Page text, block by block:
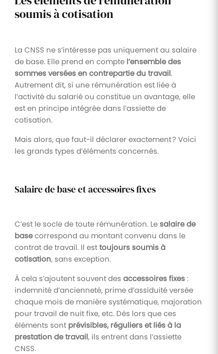
soumis à cotisation
La CNSS ne s’intéresse pas uniquement au salaire
de base. Elle prend en compte l’ensemble des
sommes versées en contrepartie du travail.
Autrement dit, si une rémunération est liée à
l’activité du salarié ou constitue un avantage, elle
est en principe intégrée dans l’assiette de
cotisation.
Mais alors, que faut-il déclarer exactement ? Voici
les grands types d’éléments concernés.
Salaire de base et accessoires fixes
C’est le socle de toute rémunération. Lesalaire de
basecorrespond au montant convenu dans le
contrat de travail. Il esttoujours soumis à
cotisation, sans exception.
À cela s’ajoutent souvent des accessoires fixes:
indemnité d’ancienneté, prime d’assiduité versée
chaque mois de manière systématique, majoration
pour travail de nuit fixe, etc. Dès lors que ces
éléments sont prévisibles, réguliers et liés à la
prestation de travail, ils entrent dans l’assiette
CNSS.